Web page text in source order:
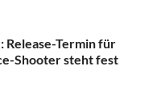
Release-Termin für
Shooter steht fest